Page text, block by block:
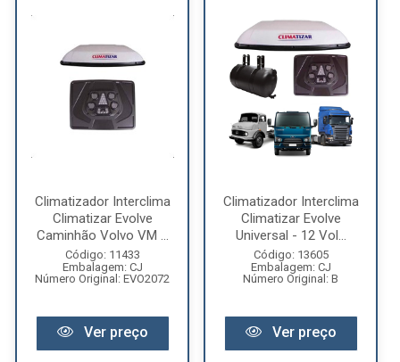
Climatizador Interclima
Climatizar Evolve
Caminhão Volvo VM ...
Código: 11433
Embalagem: CJ
Número Original: EVO2072
Ver preço
Climatizador Interclima
Climatizar Evolve
Universal - 12 Vol...
Código: 13605
Embalagem: CJ
Número Original: B
Ver preço